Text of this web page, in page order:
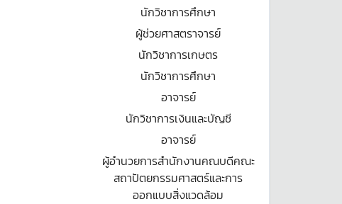
นักวิชาการศึกษา
ผู้ช่วยศาสตราจารย์
นักวิชาการเกษตร
นักวิชาการศึกษา
อาจารย์
นักวิชาการเงินและบัญชี
อาจารย์
ผู้อำนวยการสำนักงานคณบดีคณะ
สถาปัตยกรรมศาสตร์และการ
ออกแบบสิ่งแวดล้อม